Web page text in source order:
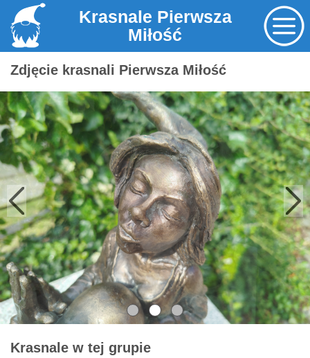
Krasnale Pierwsza
Miłość
Zdjęcie krasnali Pierwsza Miłość
Krasnale w tej grupie